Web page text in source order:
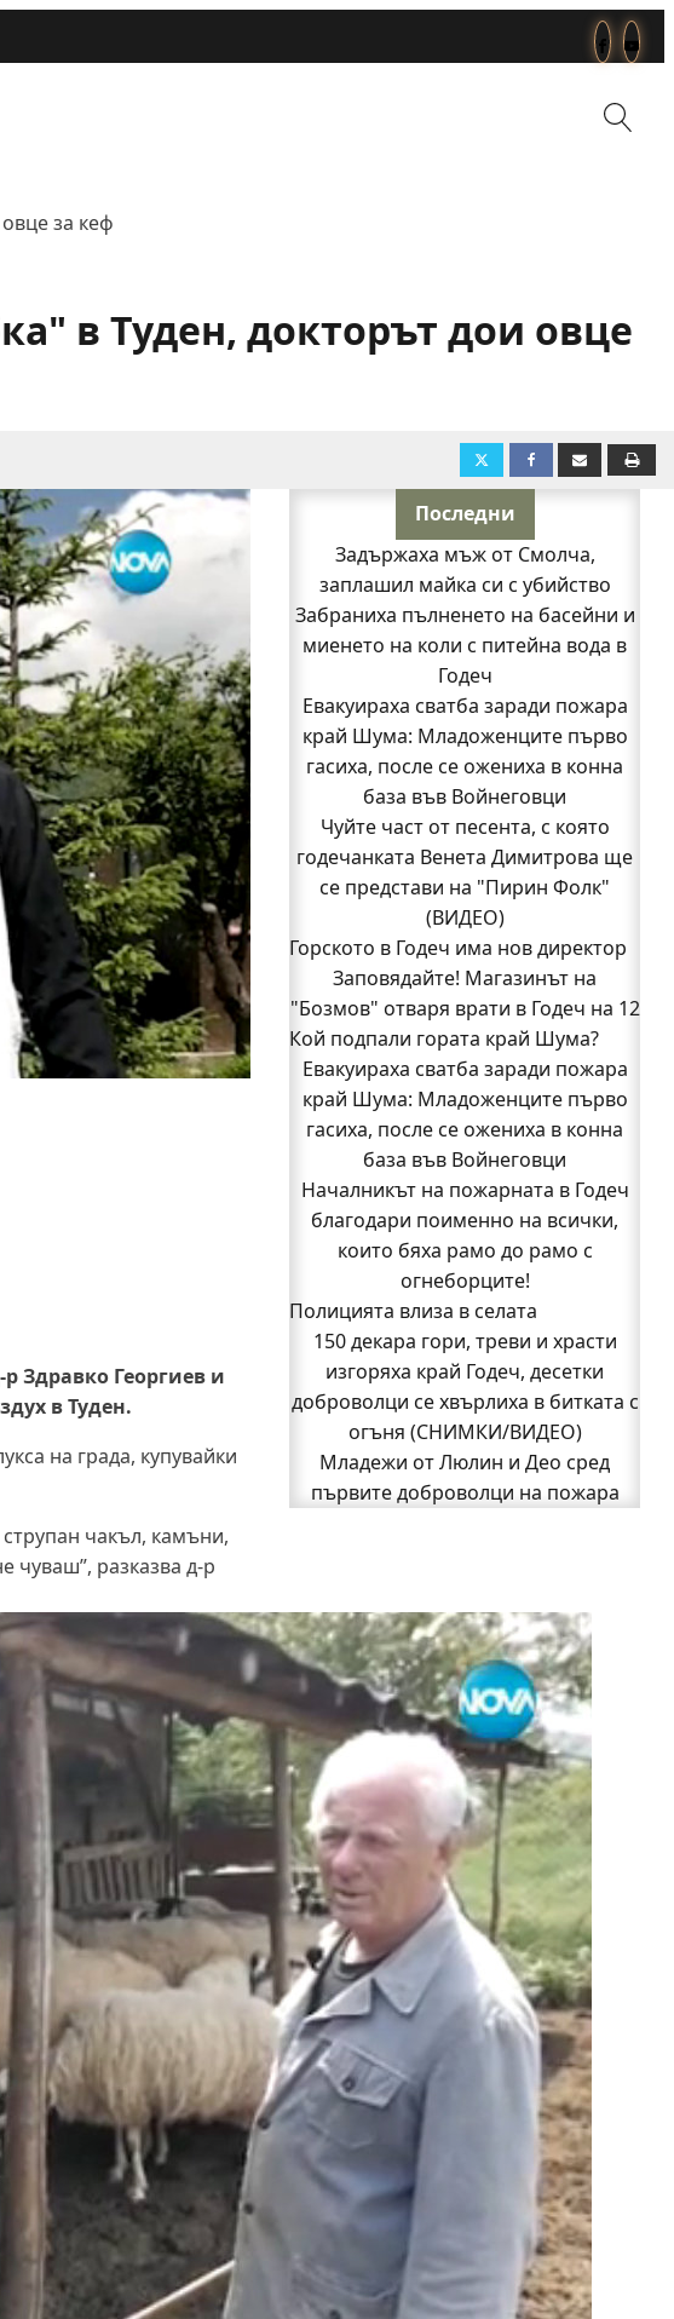
за кеф
в Туден, докторът дои овце
Здравко Георгиев и
в Туден.
на града, купувайки
чакъл, камъни,
чуваш”, разказва д-р
Последни
Задържаха мъж от Смолча,
заплашил майка си с убийство
Забраниха пълненето на басейни и
миенето на коли с питейна вода в
Годеч
Евакуираха сватба заради пожара
край Шума: Младоженците първо
гасиха, после се ожениха в конна
база във Войнеговци
Чуйте част от песента, с която
годечанката Венета Димитрова ще
се представи на "Пирин Фолк"
(ВИДЕО)
Горското в Годеч има нов директор
Заповядайте! Магазинът на
"Бозмов" отваря врати в Годеч на 12
август
Бивш шеф на полицията в Годеч
оглави ОДМВР-Видин
Кой подпали гората край Шума?
Младежи от Люлин и Део сред
първите доброволци на пожара
край Шума (СНИМКИ)
Началникът на пожарната в Годеч
благодари поименно на всички,
които бяха рамо до рамо с
огнеборците!
150 декара гори, треви и храсти
изгоряха край Годеч, десетки
доброволци се хвърлиха в битката с
огъня (СНИМКИ/ВИДЕО)
Полицията влиза в селата
изберат Годеч пред живота в
чужбина? (ВИДЕО)
Родов оброк събра поколения под
старата круша в Букоровци, гостите
опитаха вкуса на Годеч (ВИДЕО)
Кой подпали гората край Шума?
Евакуираха сватба заради пожара
край Шума: Младоженците първо
гасиха, после се ожениха в конна
база във Войнеговци
Началникът на пожарната в Годеч
благодари поименно на всички,
които бяха рамо до рамо с
огнеборците!
Полицията влиза в селата
150 декара гори, треви и храсти
изгоряха край Годеч, десетки
доброволци се хвърлиха в битката с
огъня (СНИМКИ/ВИДЕО)
Младежи от Люлин и Део сред
първите доброволци на пожара